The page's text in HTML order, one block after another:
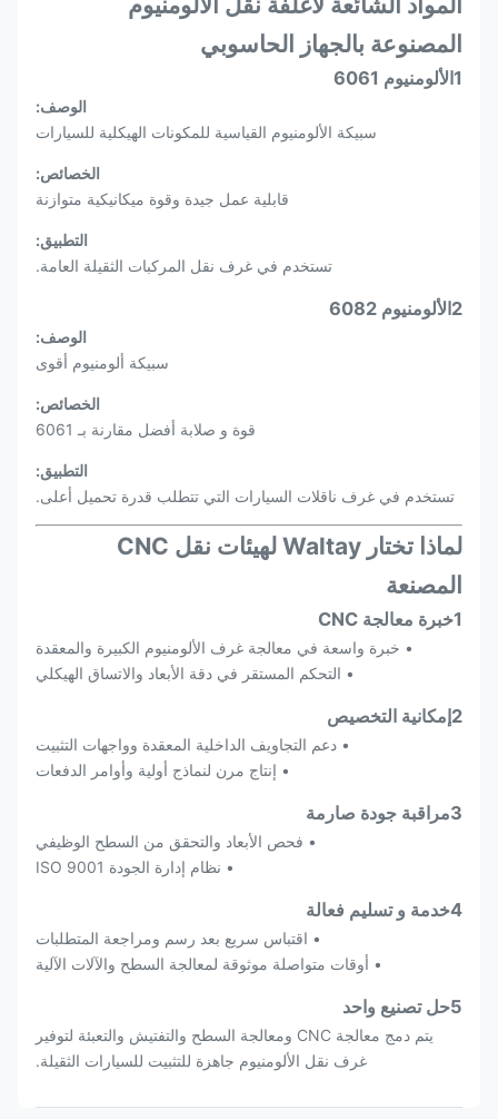
المصنوعة بالجهاز الحاسوبي
1الألومنيوم 6061
الوصف:
سبيكة الألومنيوم القياسية للمكونات الهيكلية للسيارات
الخصائص:
قابلية عمل جيدة وقوة ميكانيكية متوازنة
التطبيق:
تستخدم في غرف نقل المركبات الثقيلة العامة.
2الألومنيوم 6082
الوصف:
سبيكة ألومنيوم أقوى
الخصائص:
قوة و صلابة أفضل مقارنة بـ 6061
التطبيق:
تستخدم في غرف ناقلات السيارات التي تتطلب قدرة تحميل أعلى.
لماذا تختار Waltay لهيئات نقل CNC
المصنعة
1خبرة معالجة CNC
• خبرة واسعة في معالجة غرف الألومنيوم الكبيرة والمعقدة
• التحكم المستقر في دقة الأبعاد والاتساق الهيكلي
2إمكانية التخصيص
• دعم التجاويف الداخلية المعقدة وواجهات التثبيت
• إنتاج مرن لنماذج أولية وأوامر الدفعات
3مراقبة جودة صارمة
• فحص الأبعاد والتحقق من السطح الوظيفي
• نظام إدارة الجودة ISO 9001
4خدمة و تسليم فعالة
• اقتباس سريع بعد رسم ومراجعة المتطلبات
• أوقات متواصلة موثوقة لمعالجة السطح والآلات الآلية
5حل تصنيع واحد
يتم دمج معالجة CNC ومعالجة السطح والتفتيش والتعبئة لتوفير
غرف نقل الألومنيوم جاهزة للتثبيت للسيارات الثقيلة.